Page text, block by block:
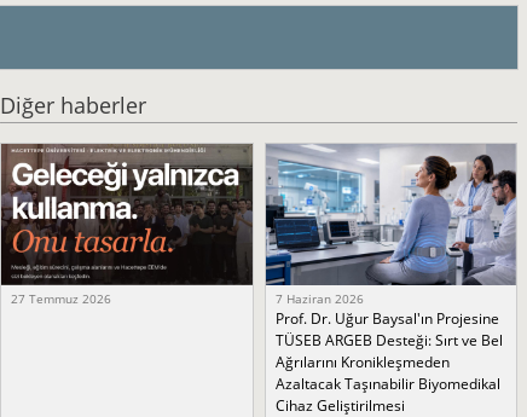
Diğer haberler
27 Temmuz 2026 7 Haziran 2026
Prof. Dr. Uğur Baysal'ın Projesine
TÜSEB ARGEB Desteği: Sırt ve Bel
Ağrılarını Kronikleşmeden
Azaltacak Taşınabilir Biyomedikal
Cihaz Geliştirilmesi